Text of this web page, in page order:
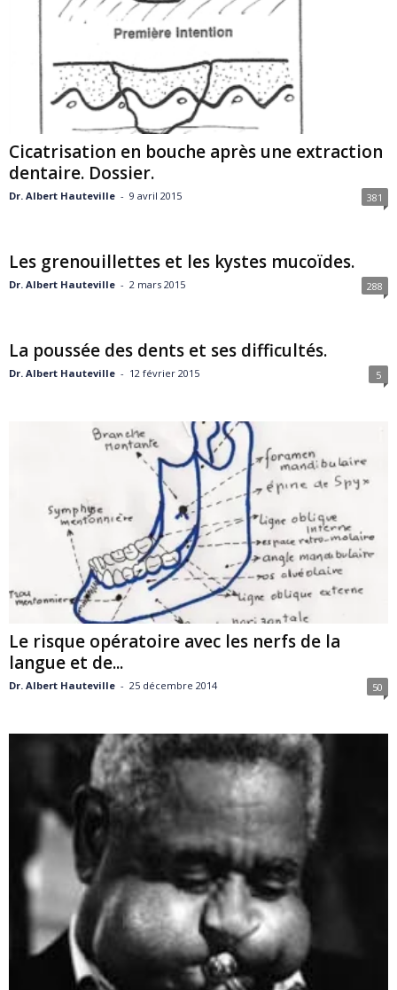
Cicatrisation en bouche après une extraction
dentaire. Dossier.
Dr. Albert Hauteville - 9 avril 2015 381
Les grenouillettes et les kystes mucoïdes.
Dr. Albert Hauteville - 2 mars 2015 288
La poussée des dents et ses difficultés.
Dr. Albert Hauteville - 12 février 2015 5
Le risque opératoire avec les nerfs de la
langue et de...
Dr. Albert Hauteville - 25 décembre 2014 50